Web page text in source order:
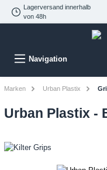
Lagerversand innerhalb
von 48h
Navigation
Marken Urban Plastix
Urban Plastix -